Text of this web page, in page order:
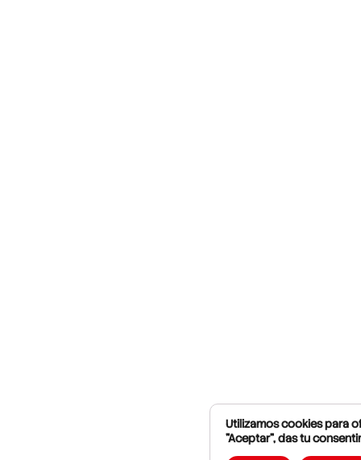
Utilizamos cookies para
"Aceptar", das tu